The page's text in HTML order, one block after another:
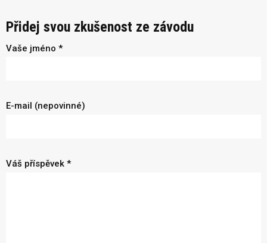
Přidej svou zkušenost ze závodu
Vaše jméno *
E-mail (nepovinné)
Váš příspěvek *